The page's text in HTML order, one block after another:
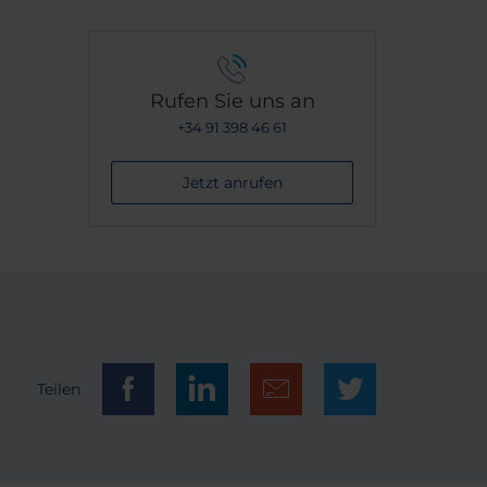
Rufen Sie uns an
+34 91 398 46 61
Jetzt anrufen
Teilen